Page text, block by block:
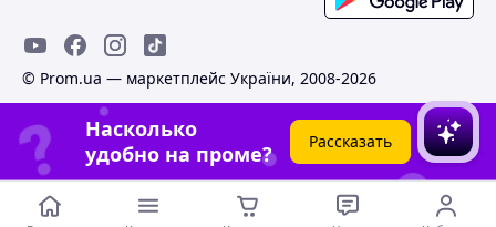
© Prom.ua — маркетплейс України, 2008-2026
Насколько
удобно на проме?
Рассказать